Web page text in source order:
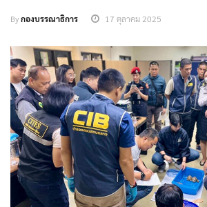
Byกองบรรณาธิการ 17 ตุลาคม 2025